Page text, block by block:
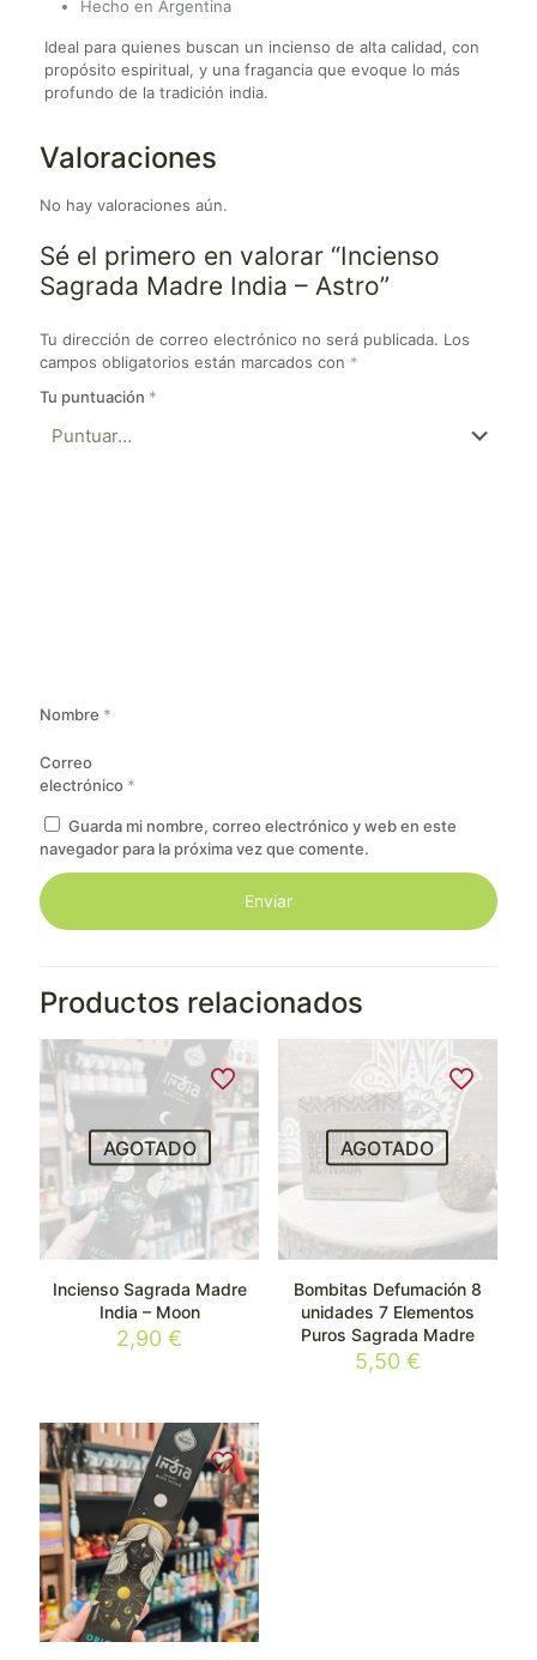
Hecho en Argentina
Ideal para quienes buscan un incienso de alta calidad, con
propósito espiritual, y una fragancia que evoque lo más
profundo de la tradición india.
Valoraciones
No hay valoraciones aún.
Sé el primero en valorar “Incienso
Sagrada Madre India – Astro”
Tu dirección de correo electrónico no será publicada. Los
campos obligatorios están marcados con *
Tu puntuación *
Nombre *
Correo
electrónico *
Guarda mi nombre, correo electrónico y web en este
navegador para la próxima vez que comente.
Productos relacionados
AGOTADO
Incienso Sagrada Madre
India – Moon
2,90€
AGOTADO
Bombitas Defumación 8
unidades 7 Elementos
Puros Sagrada Madre
5,50 €